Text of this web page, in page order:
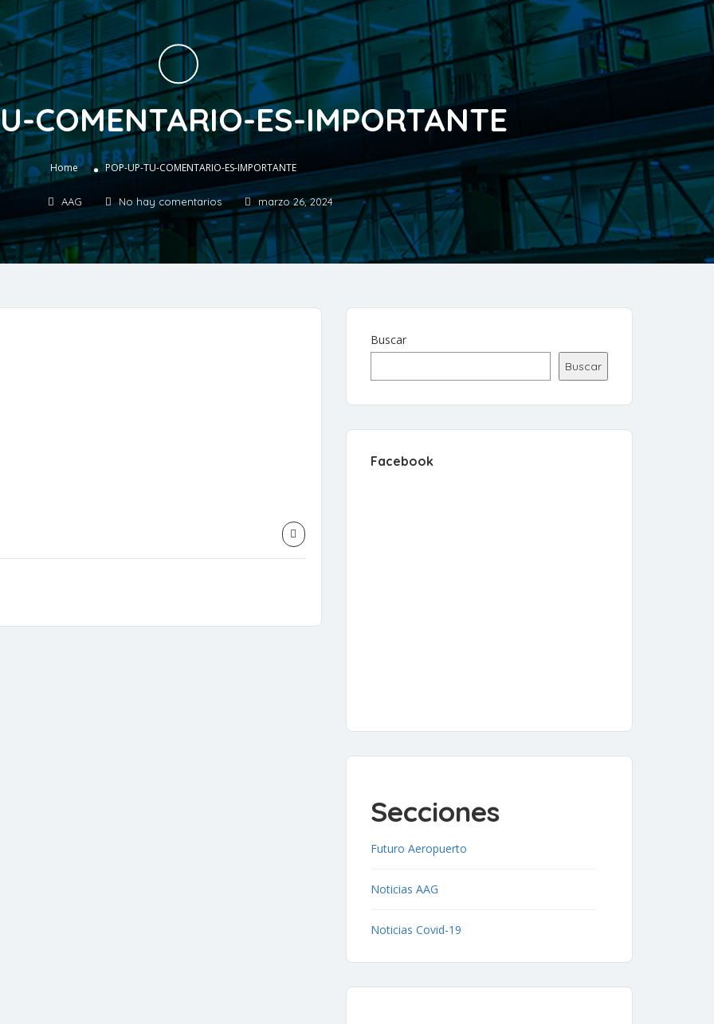
COMENTARIO-ES-IMPORTANTE
Home » POP-UP-TU-COMENTARIO-ES-IMPORTANTE
AAG No hay comentarios marzo 26, 2024
Buscar
Buscar
Facebook
Secciones
Futuro Aeropuerto
Noticias AAG
Noticias Covid-19